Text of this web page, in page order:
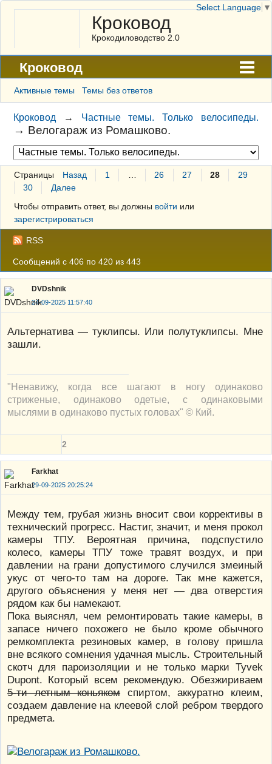
Кроковод
Крокодиловодство 2.0
Кроковод
Форум
Архив
ГАЛЕРЕЯ
Правила
Поиск
Регистрация
Вход
Активные темы Темы без ответов
Кроковод → Частные темы. Только велосипеды.
→ Велогараж из Ромашково.
Страницы Назад 1 26 27 28
29
30
Далее
Чтобы отправить ответ, вы должны войти или
зарегистрироваться
RSS
Сообщений с 406 по 420 из 443
DVDshnik
24-09-2025 11:57:40
Альтернатива — туклипсы. Или полутуклипсы. Мне
зашли.
"Ненавижу, когда все шагают в ногу одинаково
стриженые, одинаково одетые, с одинаковыми
мыслями в одинаково пустых головах" © Кий.
2
Farkhat
29-09-2025 20:25:24
Между тем, грубая жизнь вносит свои коррективы в
технический прогресс. Настиг, значит, и меня прокол
камеры ТПУ. Вероятная причина, подспустило
колесо, камеры ТПУ тоже травят воздух, и при
давлении на грани допустимого случился змеиный
укус от чего-то там на дороге. Так мне кажется,
другого объяснения у меня нет — два отверстия
рядом как бы намекают.
Пока выяснял, чем ремонтировать такие камеры, в
запасе ничего похожего не было кроме обычного
ремкомплекта резиновых камер, в голову пришла
вне всякого сомнения удачная мысль. Строительный
скотч для пароизоляции и не только марки Tyvek
Dupont. Который всем рекомендую. Обезжириваем
5-ти летным коньяком спиртом, аккуратно клеим,
создаем давление на клеевой слой ребром твердого
предмета.
Select Language ▼